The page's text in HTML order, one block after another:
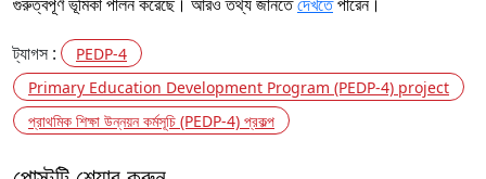
ট্যাগস :
PEDP-4
Primary Education Development Program (PEDP-4) project
প্রাথমিক শিক্ষা উন্নয়ন কর্মসূচি (PEDP-4) প্রকল্প